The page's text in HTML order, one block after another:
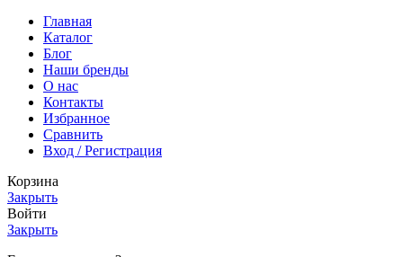
Главная
Каталог
Блог
Наши бренды
О нас
Контакты
Избранное
Сравнить
Вход / Регистрация
Корзина
Закрыть
Войти
Закрыть